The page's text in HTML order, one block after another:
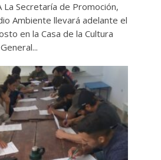
La Secretaría de Promoción,
Ambiente llevará adelante el
en la Casa de la Cultura